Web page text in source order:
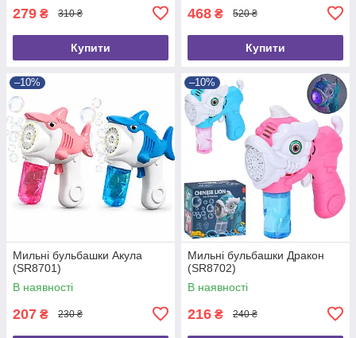
279 ₴ 310 ₴
Купити
468 ₴ 520 ₴
Купити
–10%
Мильні бульбашки Акула
(SR8701)
В наявності
207 ₴ 230 ₴
–10%
Мильні бульбашки Дракон
(SR8702)
В наявності
216 ₴ 240 ₴